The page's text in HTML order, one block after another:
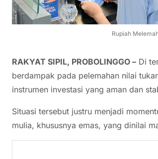
Rupiah
RAKYAT SIPIL, PROBOLINGGO – Di
berdampak pada pelemahan nilai
instrumen investasi yang aman dan
Situasi tersebut justru menjadi
mulia, khususnya emas, yang dinilai